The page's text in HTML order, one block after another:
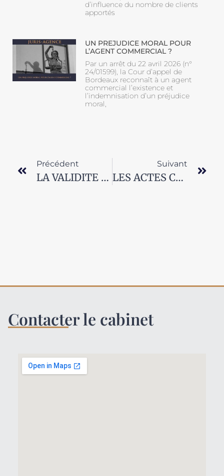
d’influence du nombre de clients
apportés
UN PREJUDICE MORAL POUR
L’AGENT COMMERCIAL ?
Par un arrêt du 22 avril 2026 (n°
24/01599), la Cour d’appel de
Bordeaux reconnaît à un agent
commercial l’existence et
l’indemnisation d’un préjudice
moral,
Précédent
LA VALIDITE DE LA CLAUSE ATTRIBUTIVE DE COMPETENCE DANS L’UNION EUROPEENNE
Suivant
LES ACTES CARACTERISANT LE POUVOIR DE NEGOCIATION DE L’AGENT COMMERCIAL
Contacter le cabinet